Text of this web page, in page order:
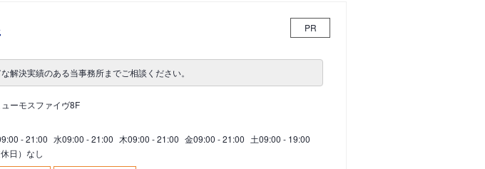
PR
解決実績のある当事務所までご相談ください。
ーモスファイヴ8F
- 21:00 水09:00 - 21:00 木09:00 - 21:00 金09:00 - 21:00 土09:00 - 19:00
休日）なし